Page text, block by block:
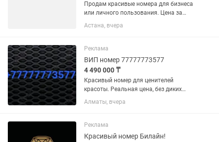
Продам красивые номера для бизнеса
или личного пользования. Цена за
Астана, вчера
Реклама
ВИП номер 77777773577
4 490 000 ₸
Красивый номер для ценителей
красоты. Реальная цена, без диких
накруток. Пусть принесет радость
хорошему человеку.
Алматы, вчера
Реклама
Красивый номер Билайн!